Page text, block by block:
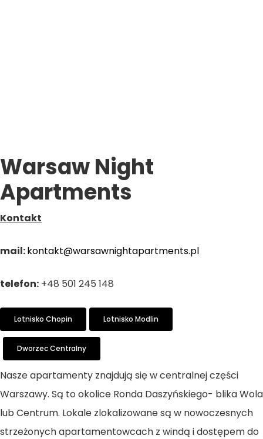
Warsaw Night
Apartments
Kontakt
mail:kontakt@warsawnightapartments.pl
telefon: +48 501 245 148
Lotnisko Chopin Lotnisko Modlin
Dworzec Centralny
Nasze apartamenty znajdują się w centralnej części
Warszawy. Są to okolice Ronda Daszyńskiego- blika Wola
lub Centrum. Lokale zlokalizowane są w nowoczesnych
strzeżonych apartamentowcach z windą i dostępem do